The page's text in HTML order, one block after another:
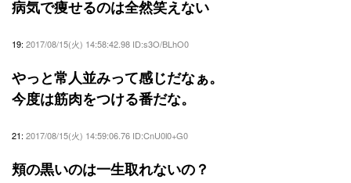
病気で痩せるのは全然笑えない
19: 2017/08/15(火) 14:58:42.98 ID:s3O/BLhO0
やっと常人並みって感じだなぁ。
今度は筋肉をつける番だな。
21: 2017/08/15(火) 14:59:06.76 ID:CnU0l0+G0
頬の黒いのは一生取れないの？